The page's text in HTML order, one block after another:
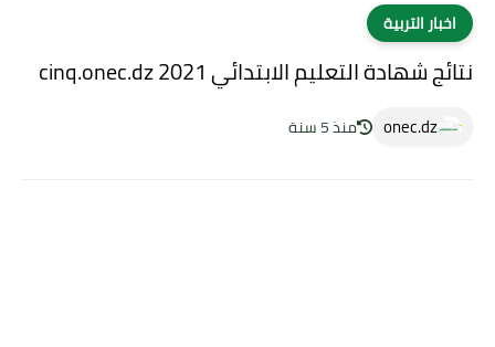
اخبار التربية
نتائج شهادة التعليم الابتدائي cinq.onec.dz 2021
onec.dz منذ 5 سنة